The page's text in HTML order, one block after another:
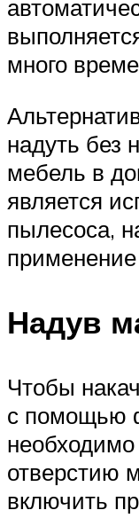
много
надуть без
мебель в
является
пылесоса,
применение
Надув
Чтобы
с помощью
отверстию
включить